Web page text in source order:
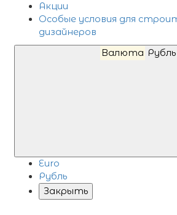
Акции
Особые условия для
дизайнеров
Валюта Рубль
Euro
Рубль
Закрыть